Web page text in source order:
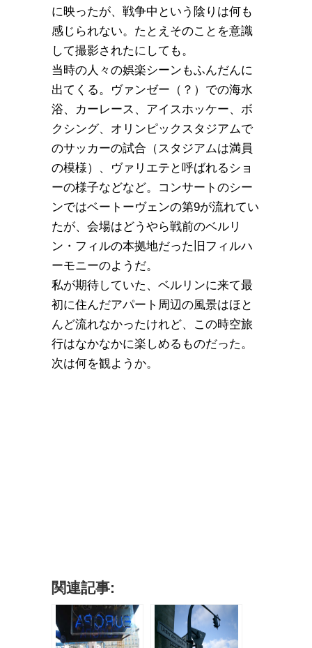
に映ったが、戦争中という陰りは何も
感じられない。たとえそのことを意識
して撮影されたにしても。
当時の人々の娯楽シーンもふんだんに
出てくる。ヴァンゼー（？）での海水
浴、カーレース、アイスホッケー、ボ
クシング、オリンピックスタジアムで
のサッカーの試合（スタジアムは満員
の模様）、ヴァリエテと呼ばれるショ
ーの様子などなど。コンサートのシー
ンではベートーヴェンの第9が流れてい
たが、会場はどうやら戦前のベルリ
ン・フィルの本拠地だった旧フィルハ
ーモニーのようだ。
私が期待していた、ベルリンに来て最
初に住んだアパート周辺の風景はほと
んど流れなかったけれど、この時空旅
行はなかなかに楽しめるものだった。
次は何を観ようか。
関連記事: